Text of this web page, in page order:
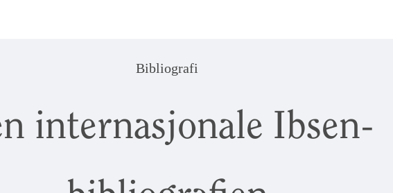
Bibliografi
internasjonale Ibsen-